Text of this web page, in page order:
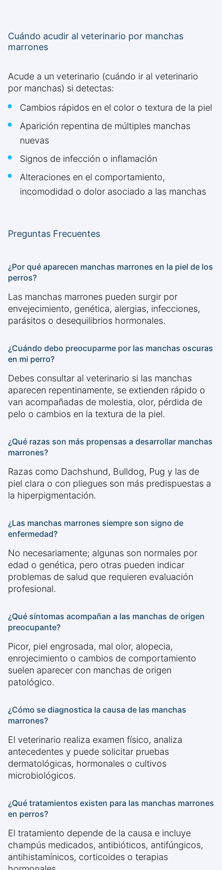
Cuándo acudir al veterinario por manchas
marrones
Acude a un veterinario (cuándo ir al veterinario
por manchas) si detectas:
Cambios rápidos en el color o textura de la piel
Aparición repentina de múltiples manchas
nuevas
Signos de infección o inflamación
Alteraciones en el comportamiento,
incomodidad o dolor asociado a las manchas
Preguntas Frecuentes
¿Por qué aparecen manchas marrones en la piel de los
perros?
Las manchas marrones pueden surgir por
envejecimiento, genética, alergias, infecciones,
parásitos o desequilibrios hormonales.
¿Cuándo debo preocuparme por las manchas oscuras
en mi perro?
Debes consultar al veterinario si las manchas
aparecen repentinamente, se extienden rápido o
van acompañadas de molestia, olor, pérdida de
pelo o cambios en la textura de la piel.
¿Qué razas son más propensas a desarrollar manchas
marrones?
Razas como Dachshund, Bulldog, Pug y las de
piel clara o con pliegues son más predispuestas a
la hiperpigmentación.
¿Las manchas marrones siempre son signo de
enfermedad?
No necesariamente; algunas son normales por
edad o genética, pero otras pueden indicar
problemas de salud que requieren evaluación
profesional.
¿Qué síntomas acompañan a las manchas de origen
preocupante?
Picor, piel engrosada, mal olor, alopecia,
enrojecimiento o cambios de comportamiento
suelen aparecer con manchas de origen
patológico.
¿Cómo se diagnostica la causa de las manchas
marrones?
El veterinario realiza examen físico, analiza
antecedentes y puede solicitar pruebas
dermatológicas, hormonales o cultivos
microbiológicos.
¿Qué tratamientos existen para las manchas marrones
en perros?
El tratamiento depende de la causa e incluye
champús medicados, antibióticos, antifúngicos,
antihistamínicos, corticoides o terapias